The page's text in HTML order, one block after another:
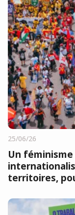
25/06/26
Un
territoires,